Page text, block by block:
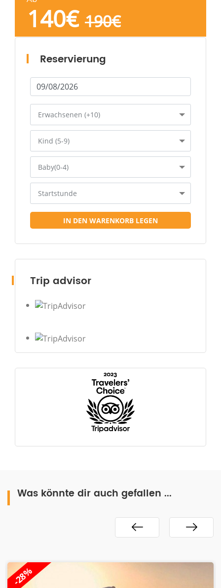
Reise.140€ 190€
Reservierung
Erwachsenen (+10)
Kind (5-9)
Baby(0-4)
Startstunde
IN DEN WARENKORB LEGEN
Trip advisor
Was könnte dir auch gefallen ...
-28%